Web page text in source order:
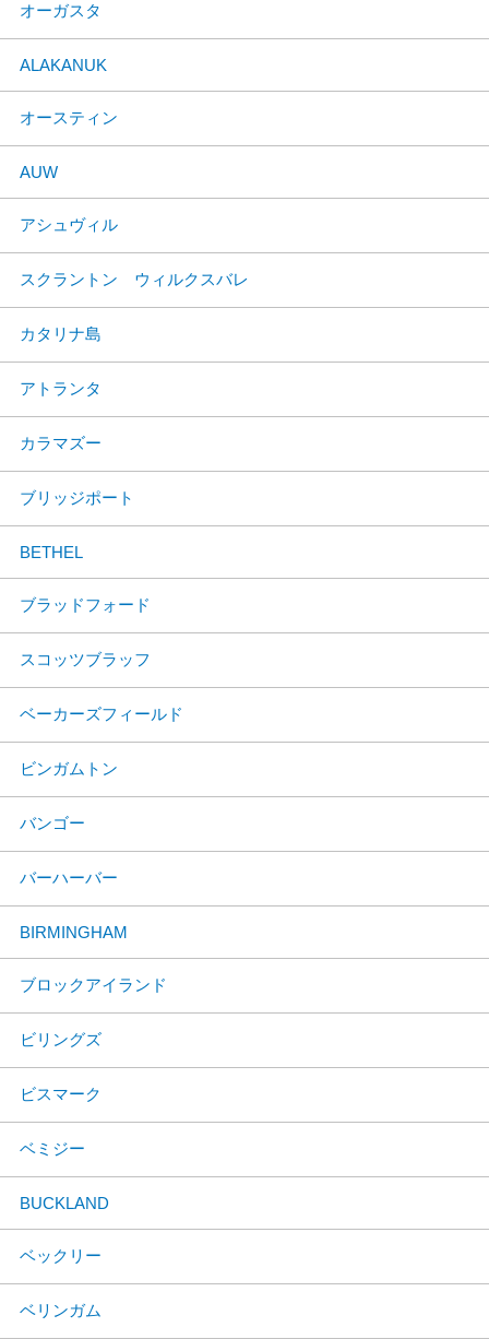
オーガスタ
ALAKANUK
オースティン
AUW
アシュヴィル
スクラントン ウィルクスバレ
カタリナ島
アトランタ
カラマズー
ブリッジポート
BETHEL
ブラッドフォード
スコッツブラッフ
ベーカーズフィールド
ビンガムトン
バンゴー
バーハーバー
BIRMINGHAM
ブロックアイランド
ビリングズ
ビスマーク
ベミジー
BUCKLAND
ベックリー
ベリンガム